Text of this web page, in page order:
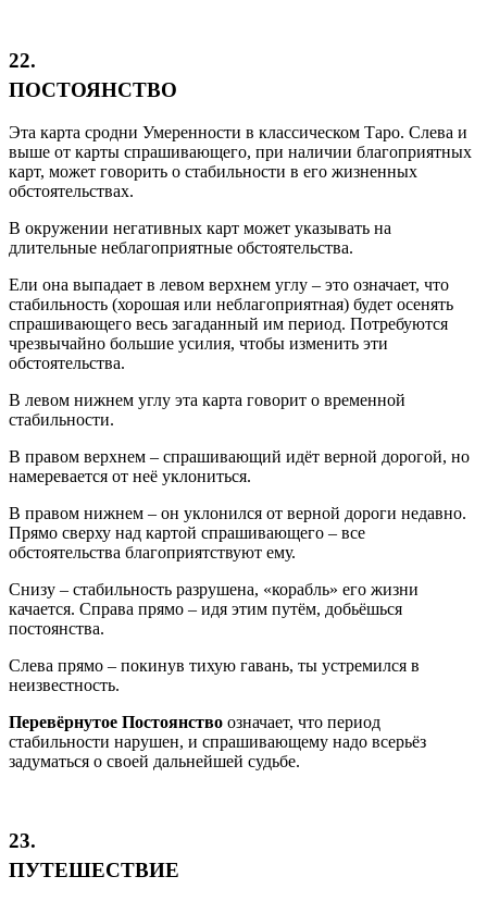
22.
ПОСТОЯНСТВО
Эта карта сродни Умеренности в классическом Таро. Слева и
выше от карты спрашивающего, при наличии благоприятных
карт, может говорить о стабильности в его жизненных
обстоятельствах.
В окружении негативных карт может указывать на
длительные неблагоприятные обстоятельства.
Ели она выпадает в левом верхнем углу – это означает, что
стабильность (хорошая или неблагоприятная) будет осенять
спрашивающего весь загаданный им период. Потребуются
чрезвычайно большие усилия, чтобы изменить эти
обстоятельства.
В левом нижнем углу эта карта говорит о временной
стабильности.
В правом верхнем – спрашивающий идёт верной дорогой, но
намеревается от неё уклониться.
В правом нижнем – он уклонился от верной дороги недавно.
Прямо сверху над картой спрашивающего – все
обстоятельства благоприятствуют ему.
Снизу – стабильность разрушена, «корабль» его жизни
качается. Справа прямо – идя этим путём, добьёшься
постоянства.
Слева прямо – покинув тихую гавань, ты устремился в
неизвестность.
Перевёрнутое Постоянство означает, что период
стабильности нарушен, и спрашивающему надо всерьёз
задуматься о своей дальнейшей судьбе.
23.
ПУТЕШЕСТВИЕ